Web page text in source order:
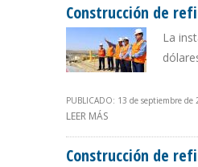
Construcción de
La
PUBLICADO: 13 de septiembre de
LEER MÁS
Construcción de